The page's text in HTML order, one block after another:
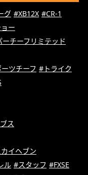
グ #XB12X #CR-1
ー
チーフリミテッド
ツチーフ #トライク
ス
イヘブン
ル #スタッフ #FXSE